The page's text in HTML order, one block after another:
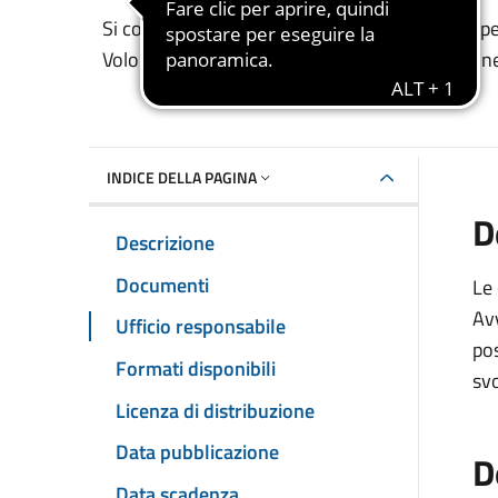
Dettaglio del documento
Si comunica che è stato predisposto il bando
Volontariato operanti nel territorio comunale
INDICE DELLA PAGINA
Descrizione
Documenti
Ufficio responsabile
Formati disponibili
Licenza di distribuzione
Data pubblicazione